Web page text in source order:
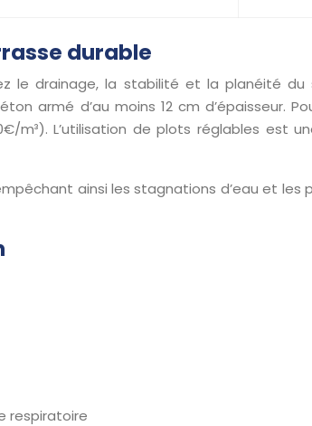
durable
le drainage, la stabilité et la planéité
armé d’au moins 12 cm d’épaisseur.
L’utilisation de plots réglables est
ainsi les stagnations d’eau et les
respiratoire